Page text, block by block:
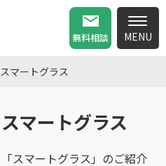
無料相談
スマートグラス
スマートグラス
「スマートグラス」のご紹介